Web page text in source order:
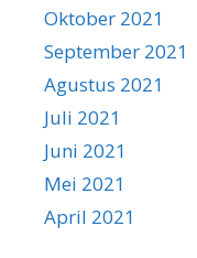
Oktober 2021
September 2021
Agustus 2021
Juli 2021
Juni 2021
Mei 2021
April 2021